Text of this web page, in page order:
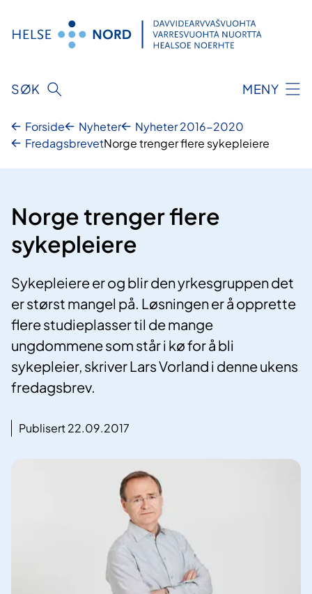
innhold
SØK MENY
Forside Nyheter
Nyheter 2016-2020
FredagsbrevetNorge trenger flere sykepleiere
Norge trenger flere
sykepleiere
Sykepleiere er og blir den yrkesgruppen det
er størst mangel på. Løsningen er å opprette
flere studieplasser til de mange
ungdommene som står i kø for å bli
sykepleier, skriver Lars Vorland i denne ukens
fredagsbrev.
Publisert 22.09.2017